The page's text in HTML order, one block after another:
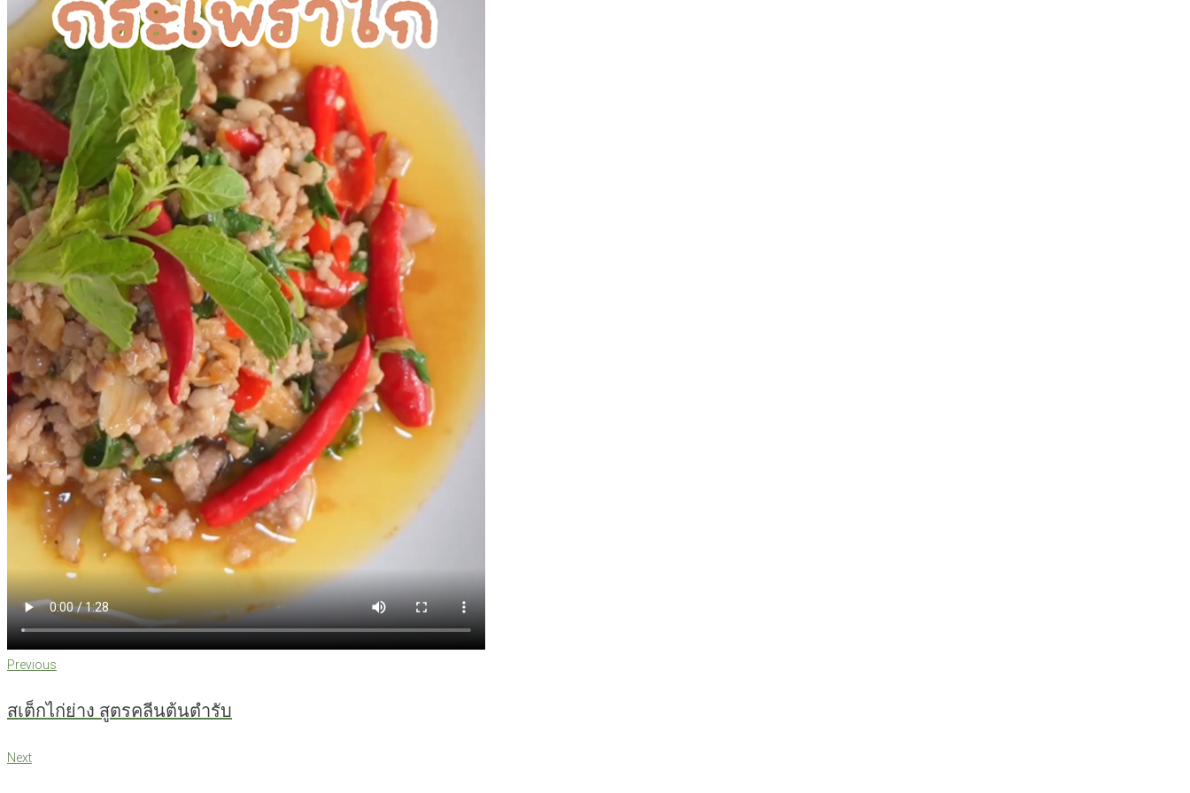
แนะแนว
เรื่อง
Previous
Previous
สเต็กไก่ย่าง สูตรคลีนต้นตำรับ
Next
Next